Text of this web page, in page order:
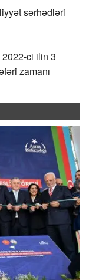
sərhədləri
ci ilin 3
zamanı